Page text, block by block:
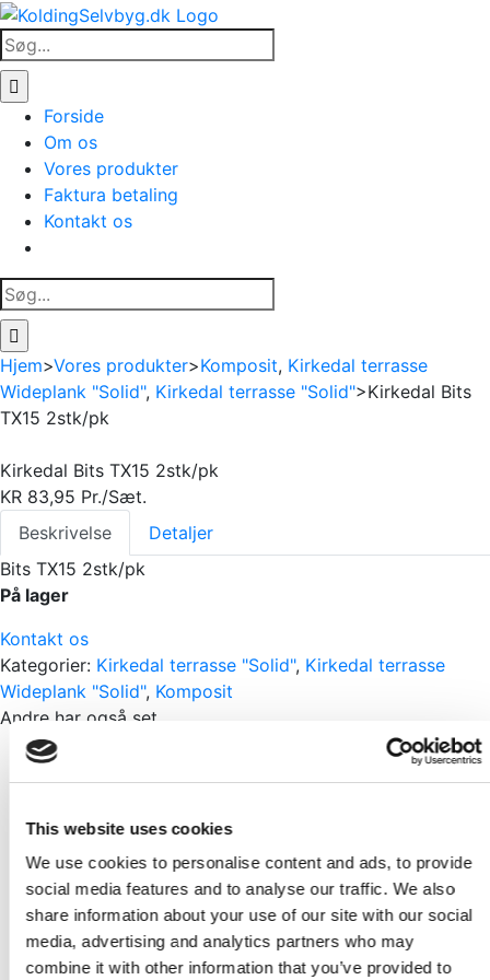
This website uses cookies
We use cookies to personalise content and ads, to provide
social media features and to analyse our traffic. We also
share information about your use of our site with our social
media, advertising and analytics partners who may
combine it with other information that you’ve provided to
Skip
to
content
Søg
efter:
Forside
Om os
Vores produkter
Faktura betaling
Kontakt os
Søg
efter:
Hjem>Vores produkter>Komposit, Kirkedal terrasse
Wideplank "Solid", Kirkedal terrasse "Solid">Kirkedal Bits
TX15 2stk/pk
Kirkedal Bits TX15 2stk/pk
KR 83,95 Pr./Sæt.
Beskrivelse
Detaljer
Bits TX15 2stk/pk
På lager
Kontakt os
Kategorier: Kirkedal terrasse "Solid", Kirkedal terrasse
Wideplank "Solid", Komposit
Andre har også set
Skarp pris
Pr./Stk.
Skarp pris
Kirkedal Alu Design top/bundskinne Sort
Pr./Sæt.